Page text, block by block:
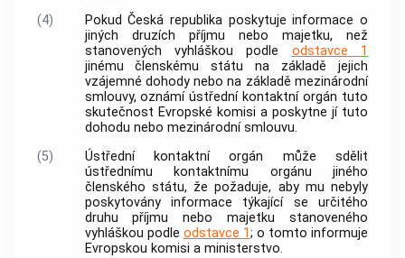
(4)
Pokud Česká republika poskytujeinformace o
jiných druzích příjmu nebo majetku, než
stanovených vyhláškou podle odstavce 1
jinému členskému státu na základě jejich
vzájemné dohody nebo na základě mezinárodní
smlouvy, oznámí ústřední kontaktní orgán tuto
skutečnost Evropské komisi a poskytne jí tuto
dohodu nebo mezinárodní smlouvu.
(5)
Ústřední kontaktní orgán může sdělit
ústřednímu kontaktnímu orgánu jiného
členského státu, že požaduje, aby mu nebyly
poskytovány informace týkající se určitého
druhu příjmu nebo majetku stanoveného
vyhláškou podle odstavce 1; o tomto informuje
Evropskou komisi a ministerstvo.